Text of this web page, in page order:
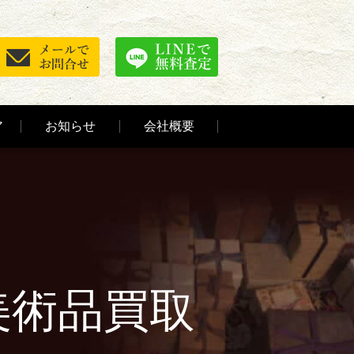
お知らせ 会社概要
品買取